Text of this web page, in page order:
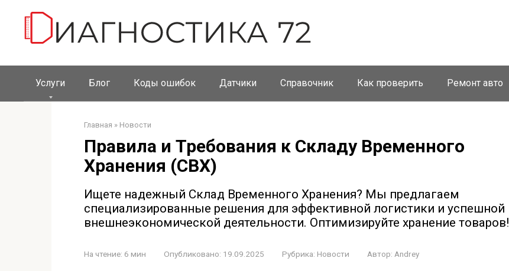
контенту
Услуги Блог Коды ошибок Датчики Справочник Как проверить Ремонт авто
Главная » Новости
Правила и Требования к Складу Временного
Хранения (СВХ)
Ищете надежный Склад Временного Хранения? Мы предлагаем
специализированные решения для эффективной логистики и успешной
внешнеэкономической деятельности. Оптимизируйте хранение товаров!
На чтение: 6 мин Опубликовано: 19.09.2025 Рубрика: Новости Автор: Andrey